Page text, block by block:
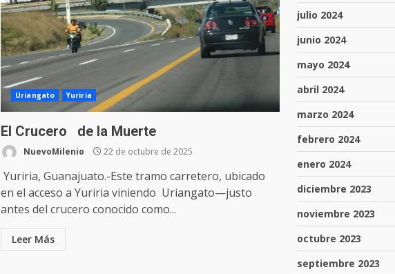
Uriangato Yuriria
El Crucero de la Muerte
NuevoMilenio 22 de octubre de 2025
Yuriria, Guanajuato.-Este tramo carretero, ubicado
en el acceso a Yuriria viniendo Uriangato—justo
antes del crucero conocido como...
Leer Más
julio 2024
junio 2024
mayo 2024
abril 2024
marzo 2024
febrero 2024
enero 2024
diciembre 2023
noviembre 2023
octubre 2023
septiembre 2023